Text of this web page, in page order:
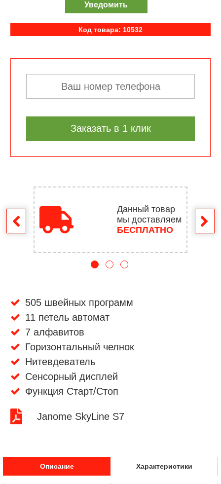
Уведомить
Код товара: 10532
Заказать в 1 клик
Данный товар
мы доставляем
БЕСПЛАТНО
505 швейных программ
11 петель автомат
7 алфавитов
Горизонтальный челнок
Нитевдеватель
Сенсорный дисплей
Функция Старт/Стоп
Janome SkyLine S7
Описание Характеристики